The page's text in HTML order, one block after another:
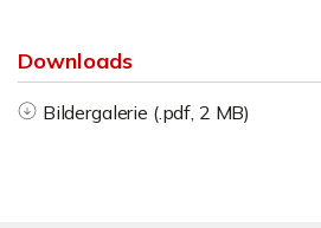
Downloads
Bildergalerie (.pdf, 2 MB)